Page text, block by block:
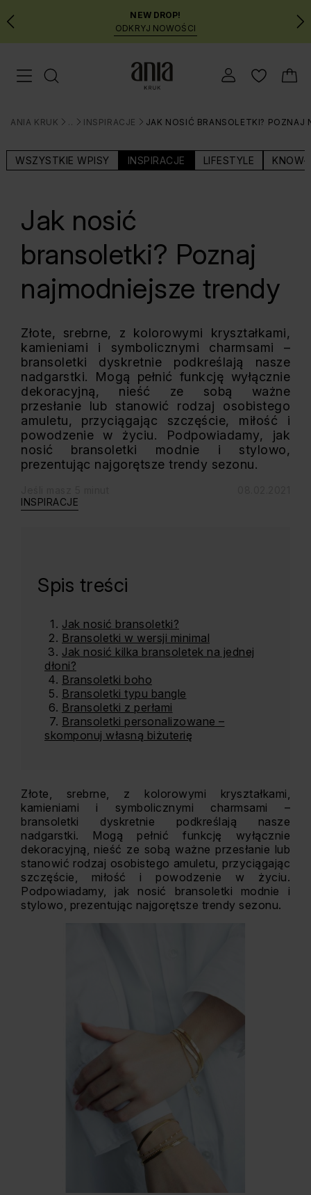
Przejdź
do
MENU
NEW DROP!
ODKRYJ NOWOŚCI
Menu mobilne
ANIA KRUK
>
BLOG
>
INSPIRACJE
>
JAK NOSIĆ BRANSOLETKI? POZNAJ
WSZYSTKIE WPISY INSPIRACJE LIFESTYLE KNOW-
Jak nosić
bransoletki? Poznaj
najmodniejsze trendy
Złote, srebrne, z kolorowymi kryształkami,
kamieniami i symbolicznymi charmsami –
bransoletki dyskretnie podkreślają nasze
nadgarstki. Mogą pełnić funkcję wyłącznie
dekoracyjną, nieść ze sobą ważne
przesłanie lub stanowić rodzaj osobistego
amuletu, przyciągając szczęście, miłość i
powodzenie w życiu. Podpowiadamy, jak
nosić bransoletki modnie i stylowo,
prezentując najgorętsze trendy sezonu.
INSPIRACJE
Spis treści
Jak nosić bransoletki?
Bransoletki w wersji minimal
Jak nosić kilka bransoletek na jednej
dłoni?
Bransoletki boho
Bransoletki typu bangle
Bransoletki z perłami
Bransoletki personalizowane –
skomponuj własną biżuterię
Złote, srebrne, z kolorowymi kryształkami,
kamieniami i symbolicznymi charmsami –
bransoletki dyskretnie podkreślają nasze
nadgarstki. Mogą pełnić funkcję wyłącznie
dekoracyjną, nieść ze sobą ważne przesłanie lub
stanowić rodzaj osobistego amuletu, przyciągając
szczęście, miłość i powodzenie w życiu.
Podpowiadamy, jak nosić bransoletki modnie i
stylowo, prezentując najgorętsze trendy sezonu.